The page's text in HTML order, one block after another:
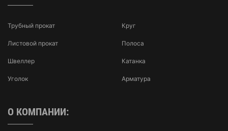
Трубный прокат
Листовой прокат
Швеллер
Уголок
Круг
Полоса
Катанка
Арматура
О КОМПАНИИ: